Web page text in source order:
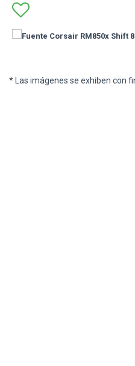
* Las imágenes se exhiben con